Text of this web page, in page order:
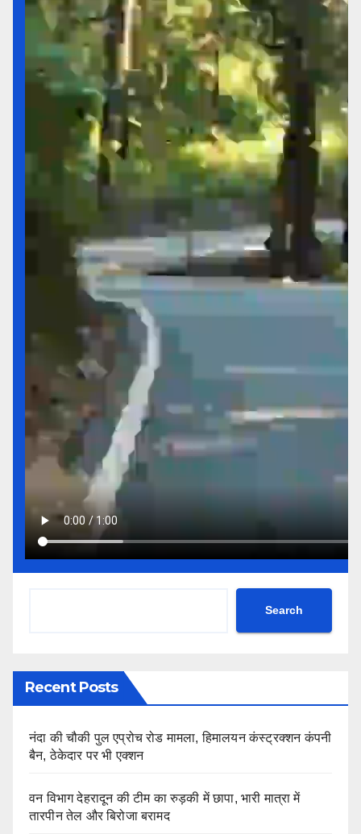
Search
Recent Posts
नंदा की चौकी पुल एप्रोच रोड मामला, हिमालयन कंस्ट्रक्शन कंपनी
बैन, ठेकेदार पर भी एक्शन
वन विभाग देहरादून की टीम का रुड़की में छापा, भारी मात्रा में
तारपीन तेल और बिरोजा बरामद